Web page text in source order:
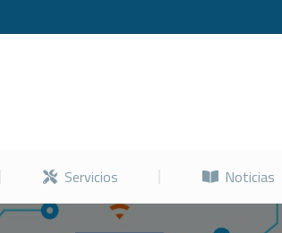
Servicios Noticias
Cursos Servicios